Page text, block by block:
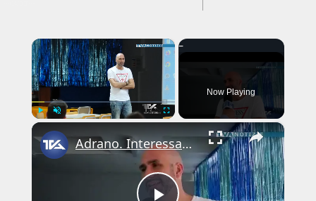
×
Now Playing
×
Adrano. Interessante incontro al liceo “Verga” con il prof. Fabio Gamberini. Studenti del Linguistic